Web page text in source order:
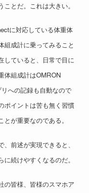
とだ。これは大きい。
に対応している体重体
組成計に乗ってみること
していると、日常で目に
体組成計はOMRON
への記録も自動なので
ポイントは苦も無く習慣
が重要なのである。
前述が実現できると、
続けやすくなるのだ。
の皆様、皆様のスマホア